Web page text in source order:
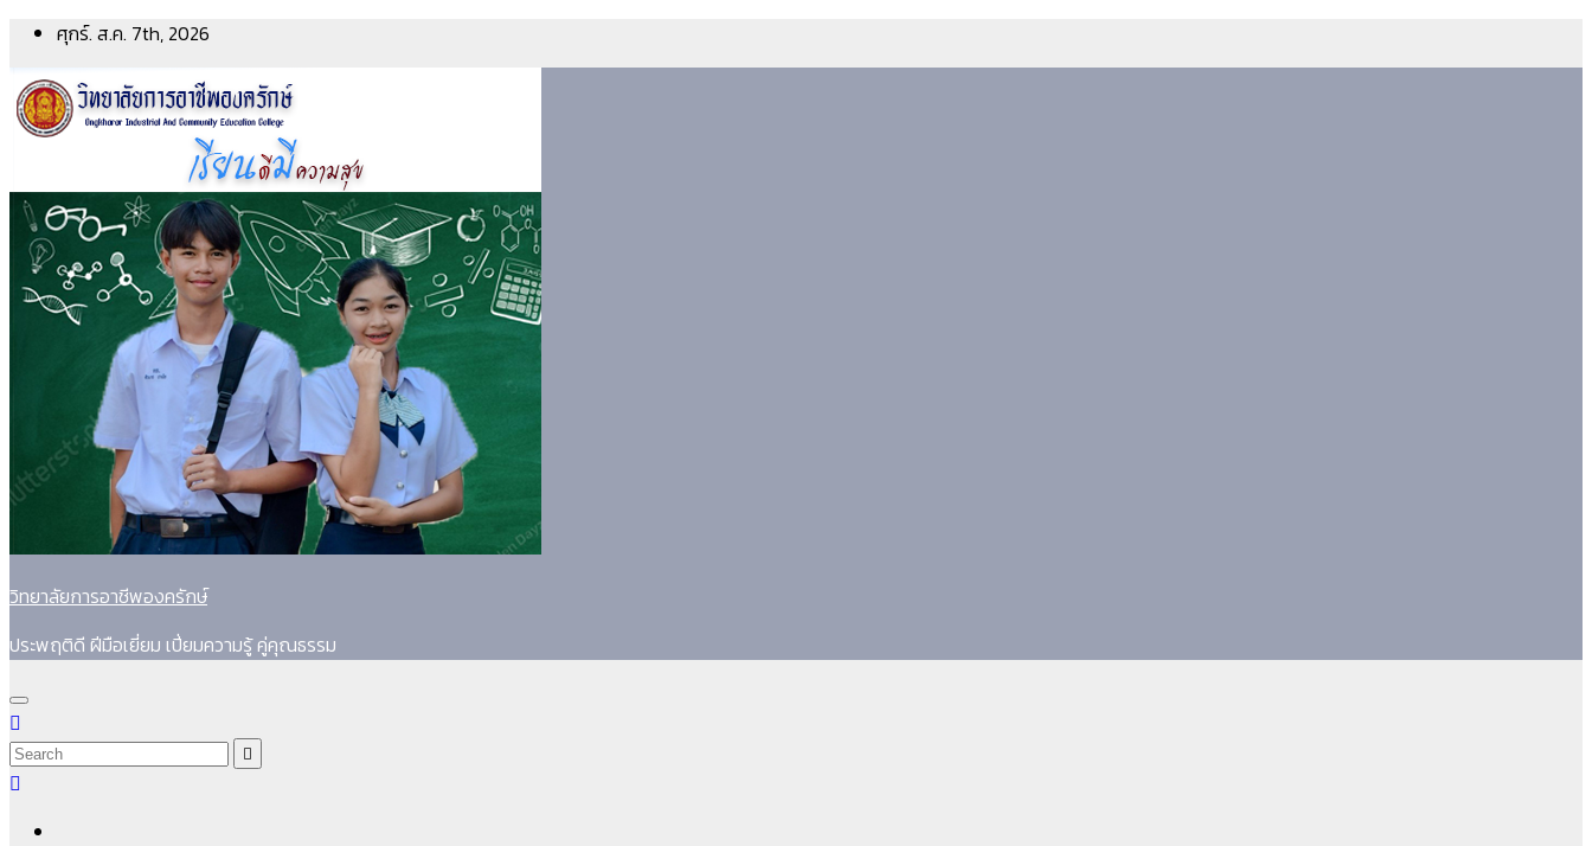
Skip
content
ศุกร์. ส.ค. 7th, 2026
วิทยาลัยการอาชีพองครักษ์
ประพฤติดี ฝีมือเยี่ยม เปี่ยมความรู้ คู่คุณธรรม